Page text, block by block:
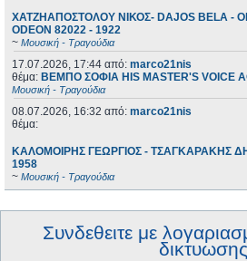
ΧΑΤΖΗΑΠΟΣΤΟΛΟΥ ΝΙΚΟΣ- DAJOS BELA -
ODEON 82022 - 1922
~ Μουσική - Τραγούδια
17.07.2026, 17:44 από: marco21nis
θέμα: ΒΕΜΠΟ ΣΟΦΙΑ HIS MASTER'S VOICE
Μουσική - Τραγούδια
08.07.2026, 16:32 από: marco21nis
θέμα:
ΚΑΛΟΜΟΙΡΗΣ ΓΕΩΡΓΙΟΣ - ΤΣΑΓΚΑΡΑΚΗΣ
1958
~ Μουσική - Τραγούδια
Συνδεθειτε με
δικτυωσης